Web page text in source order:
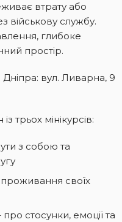
втрату або
військову службу.
глибоке
простір.
Дніпра: вул. Ливарна, 9
трьох мінікурсів:
з собою та
своїх
стосунки, емоції та